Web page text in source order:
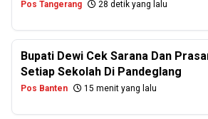
Pos Tangerang 28 detik yang lalu
Bupati Dewi Cek Sarana Dan
Setiap Sekolah Di Pandeglang
Pos Banten 15 menit yang lalu